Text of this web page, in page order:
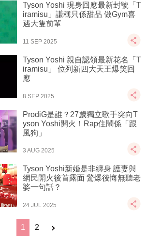
Tyson Yoshi 現身回應最新封號「T
iramisu」謙稱只係甜品 做Gym喜
遇大隻前輩
11 SEP 2025
Tyson Yoshi 親自認領最新花名「T
iramisu」 位列新四大天王爆笑回
應
8 SEP 2025
ProdiG是誰？27歲獨立歌手突向T
yson Yoshi開火！Rap住鬧係「跟
風狗」
3 AUG 2025
Tyson Yoshi新婚是非纏身 護妻與
網民開火後首露面 驚爆後悔無聽老
婆一句話？
24 JUL 2025
1 2